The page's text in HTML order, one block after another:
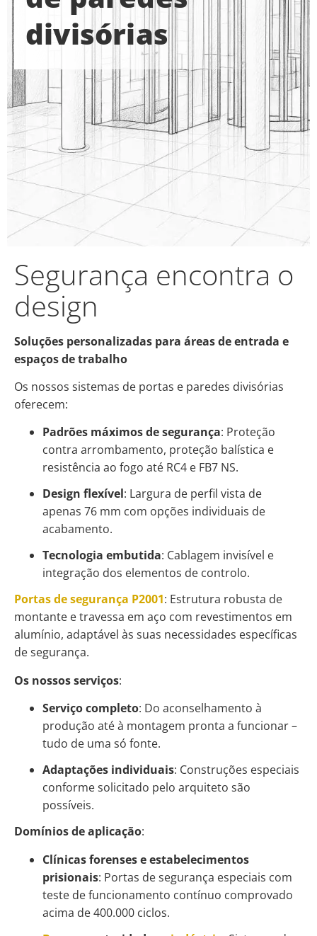
divisórias
Segurança encontra o
design
Soluções personalizadas para áreas de entrada e
espaços de trabalho
Os nossos sistemas de portas e paredes divisórias
oferecem:
Padrões máximos de segurança: Proteção
contra arrombamento, proteção balística e
resistência ao fogo até RC4 e FB7 NS.
Design flexível: Largura de perfil vista de
apenas 76 mm com opções individuais de
acabamento.
Tecnologia embutida: Cablagem invisível e
integração dos elementos de controlo.
Portas de segurança P2001: Estrutura robusta de
montante e travessa em aço com revestimentos em
alumínio, adaptável às suas necessidades específicas
de segurança.
Os nossos serviços:
Serviço completo: Do aconselhamento à
produção até à montagem pronta a funcionar –
tudo de uma só fonte.
Adaptações individuais: Construções especiais
conforme solicitado pelo arquiteto são
possíveis.
Domínios de aplicação:
Clínicas forenses e estabelecimentos
prisionais: Portas de segurança especiais com
teste de funcionamento contínuo comprovado
acima de 400.000 ciclos.